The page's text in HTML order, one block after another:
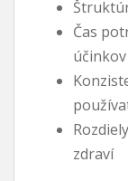
Čas
účinkov
zdraví